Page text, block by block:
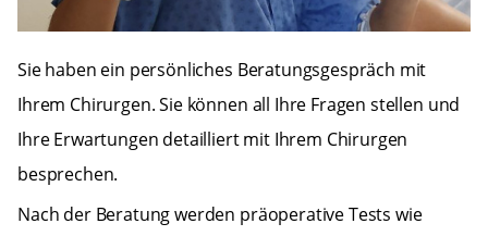
Sie haben ein persönliches Beratungsgespräch mit
Ihrem Chirurgen. Sie können all Ihre Fragen stellen und
Ihre Erwartungen detailliert mit Ihrem Chirurgen
besprechen.
Nach der Beratung werden präoperative Tests wie